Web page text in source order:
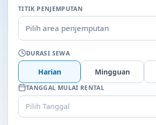
TITIK PENJEMPUTAN
Pilih area penjemputan
DURASI SEWA
Harian Mingguan
TANGGAL MULAI RENTAL
Pilih Tanggal